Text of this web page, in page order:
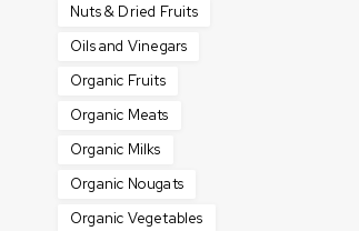
Nuts & Dried Fruits
Oils and Vinegars
Organic Fruits
Organic Meats
Organic Milks
Organic Nougats
Organic Vegetables